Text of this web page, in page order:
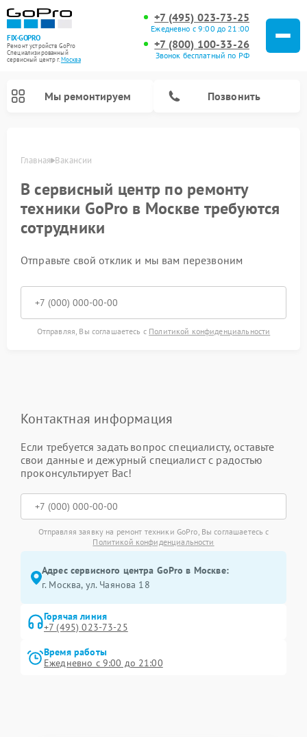
FIX-GOPRO
Ремонт устройств GoPro
Специализированный
cервисный центр г.Москва
+7 (495) 023-73-25
Ежедневно с 9:00 до 21:00
+7 (800) 100-33-26
Звонок бесплатный по РФ
Мы ремонтируем Позвонить
Главная Вакансии
В сервисный центр по ремонту
техники GoPro в Москве требуются
сотрудники
Отправьте свой отклик и мы вам перезвоним
Отправляя, Вы соглашаетесь с Политикой конфиденциальности
Контактная информация
Если требуется задать вопрос специалисту, оставьте
свои данные и дежурный специалист с радостью
проконсультирует Вас!
Отправляя заявку на ремонт техники GoPro, Вы соглашаетесь с
Политикой конфиденциальности
Адрес сервисного центра GoPro в Москве:
г. Москва, ул. Чаянова 18
Горячая линия
+7 (495) 023-73-25
Время работы
Ежедневно с 9:00 до 21:00